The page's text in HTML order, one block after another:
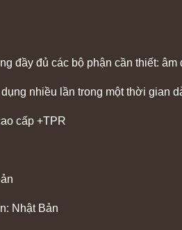
đầy đủ các bộ phận cần thiết:
nhiều lần trong một thời gian
cấp +TPR
Nhật Bản